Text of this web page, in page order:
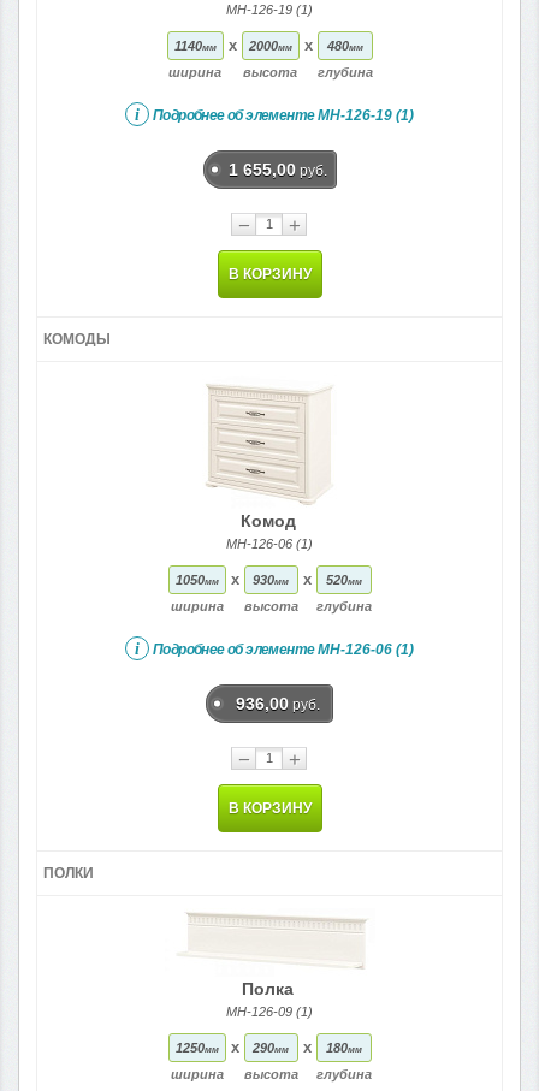
МН-126-19 (1)
1140мм
ширина
x 2000мм
высота
x 480мм
глубина
i Подробнее об элементеМН-126-19 (1)
1 655,00 руб.
− +
В КОРЗИНУ
КОМОДЫ
Комод
МН-126-06 (1)
1050мм
ширина
x 930мм
высота
x 520мм
глубина
i Подробнее об элементеМН-126-06 (1)
936,00 руб.
− +
В КОРЗИНУ
ПОЛКИ
Полка
МН-126-09 (1)
1250мм
ширина
x 290мм
высота
x 180мм
глубина